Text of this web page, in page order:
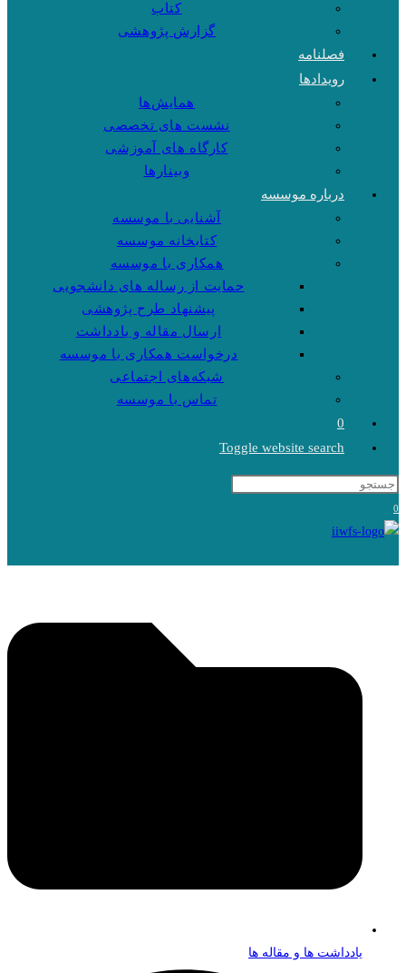
کتاب
گزارش پژوهشی
فصلنامه
رویدادها
همایش‌ها
نشست های تخصصی
کارگاه های آموزشی
وبینارها
درباره موسسه
آشنایی با موسسه
کتابخانه موسسه
همکاری با موسسه
حمایت از رساله های دانشجویی
پیشنهاد طرح پژوهشی
ارسال مقاله و یادداشت
درخواست همکاری با موسسه
شبکه‌های اجتماعی
تماس با موسسه
0
Toggle website search
0
یادداشت ها و مقاله ها